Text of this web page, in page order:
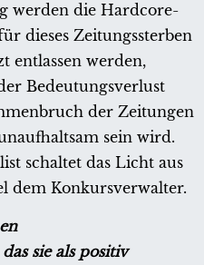
werden die Hardcore-
dieses Zeitungssterben
entlassen werden,
Bedeutungsverlust
der Zeitungen
sein wird.
schaltet das Licht aus
dem Konkursverwalter.
sie als positiv